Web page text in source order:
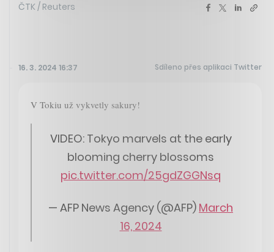
ČTK / Reuters
16. 3. 2024 16:37 Sdíleno přes aplikaci Twitter
V Tokiu už vykvetly sakury!
VIDEO: Tokyo marvels at the early
blooming cherry blossoms
pic.twitter.com/25gdZGGNsq
— AFP News Agency (@AFP) March
16, 2024